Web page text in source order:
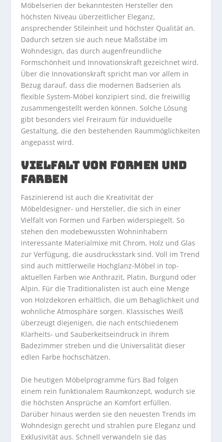
Möbelserien der bekanntesten Hersteller den
höchsten Niveau überzeitlicher Eleganz,
ansprechender Stileinheit und höchster Qualität an.
Dadurch setzen sie auch neue Maßstäbe im
Wohndesign, das durch augenfreundliche
Formschönheit und Innovationskraft gezeichnet wird.
Über die Innovationskraft spricht man vor allem in
Bezug darauf, dass die modernen Badserien als
flexible System-Möbel konzipiert sind, die freiwillig
zusammengestellt werden können. Solche Lösung
gibt besonders viel Freiraum für induviduelle
Gestaltung, die den bestehenden Raummöglichkeiten
angepasst wird.
VIELFALT VON FORMEN UND
FARBEN
Faszinierend ist auch die Kreativität der
Möbeldesigner- und Hersteller, die sich in einer
Vielfalt von Formen und Farben widerspiegelt. So
stehen den modebewussten Wohninhabern
interessante Materialmixe mit Chrom, Holz und Glas
zur Verfügung, die ausdrucksstark sind. Voll im Trend
sind auch mittlerweile Hochglanz-Möbel in top-
aktuellen Farben wie Anthrazit, Platin, Burgund oder
Alpin. Für die Traditionalisten ist auch eine Menge
von Holzdekoren erhältlich, die um Behaglichkeit und
wohnliche Atmosphäre sorgen. Klassisches Weiß
überzeugt diejenigen, die nach entschiedenem
Klarheits- und Sauberkeitseindruck in ihrem
Badezimmer streben und die Universalität dieser
edlen Farbe hochschätzen.
Die heutigen Möbelprogramme fürs Bad folgen
einem rein funktionalem Raumkonzept, wodurch sie
die höchsten Ansprüche an Komfort erfüllen.
Darüber hinaus werden sie den neuesten Trends im
Wohndesign gerecht und strahlen pure Eleganz und
Exklusivität aus. Schnell verwandeln sie das